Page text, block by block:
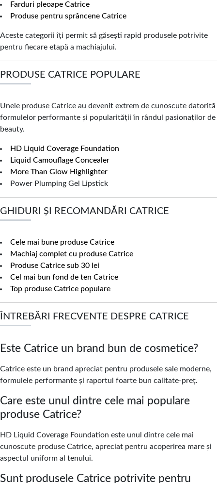
Farduri pleoape Catrice
Produse pentru sprâncene Catrice
Aceste categorii îți permit să găsești rapid produsele potrivite
pentru fiecare etapă a machiajului.
PRODUSE CATRICE POPULARE
Unele produse Catrice au devenit extrem de cunoscute datorită
formulelor performante și popularității în rândul pasionaților de
beauty.
HD Liquid Coverage Foundation
Liquid Camouflage Concealer
More Than Glow Highlighter
Power Plumping Gel Lipstick
GHIDURI ȘI RECOMANDĂRI CATRICE
Cele mai bune produse Catrice
Machiaj complet cu produse Catrice
Produse Catrice sub 30 lei
Cel mai bun fond de ten Catrice
Top produse Catrice populare
ÎNTREBĂRI FRECVENTE DESPRE CATRICE
Este Catrice un brand bun de cosmetice?
Catrice este un brand apreciat pentru produsele sale moderne,
formulele performante și raportul foarte bun calitate-preț.
Care este unul dintre cele mai populare
produse Catrice?
HD Liquid Coverage Foundation este unul dintre cele mai
cunoscute produse Catrice, apreciat pentru acoperirea mare și
aspectul uniform al tenului.
Sunt produsele Catrice potrivite pentru